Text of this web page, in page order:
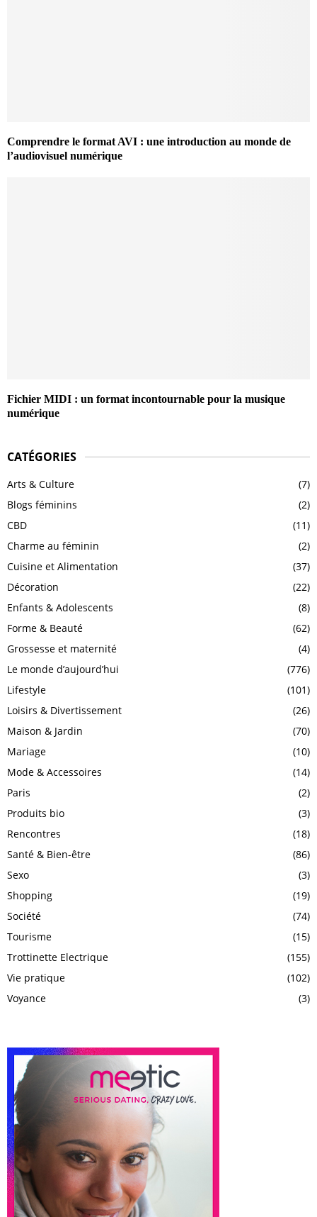
Comprendre le format AVI : une introduction au monde de
l’audiovisuel numérique
Fichier MIDI : un format incontournable pour la musique
numérique
CATÉGORIES
Arts & Culture
(7)
Blogs féminins
(2)
CBD
(11)
Charme au féminin
(2)
Cuisine et Alimentation
(37)
Décoration
(22)
Enfants & Adolescents
(8)
Forme & Beauté
(62)
Grossesse et maternité
(4)
Le monde d’aujourd’hui
(776)
Lifestyle
(101)
Loisirs & Divertissement
(26)
Maison & Jardin
(70)
Mariage
(10)
Mode & Accessoires
(14)
Paris
(2)
Produits bio
(3)
Rencontres
(18)
Santé & Bien-être
(86)
Sexo
(3)
Shopping
(19)
Société
(74)
Tourisme
(15)
Trottinette Electrique
(155)
Vie pratique
(102)
Voyance
(3)